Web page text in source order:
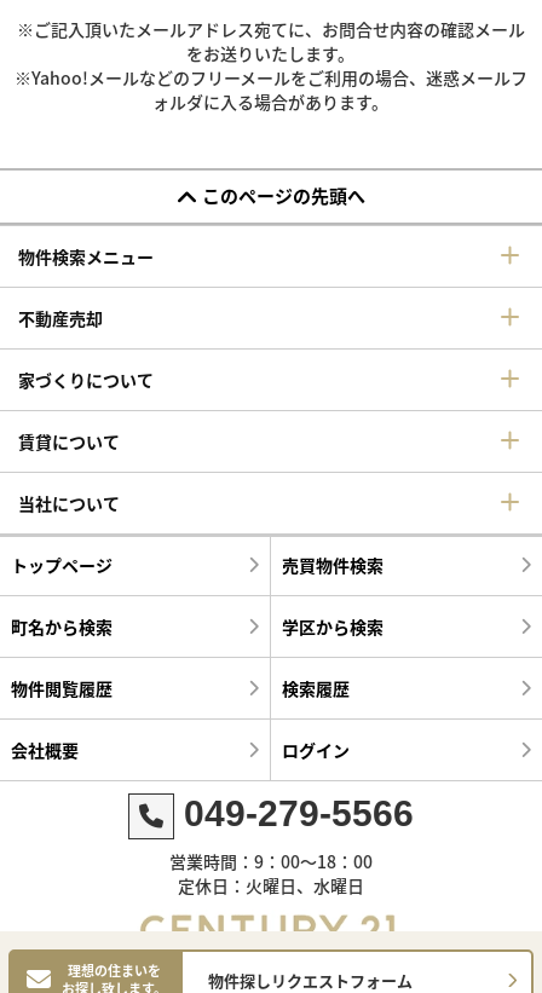
理想の住まいを
お探し致します。
物件探しリクエストフォーム
※ご記入頂いたメールアドレス宛てに、お問合せ内容の確認メール
をお送りいたします。
※Yahoo!メールなどのフリーメールをご利用の場合、迷惑メールフ
ォルダに入る場合があります。
このページの先頭へ
物件検索メニュー
不動産売却
家づくりについて
賃貸について
当社について
トップページ 売買物件検索
町名から検索 学区から検索
物件閲覧履歴 検索履歴
会社概要 ログイン
049-279-5566
営業時間：9：00～18：00
定休日：火曜日、水曜日